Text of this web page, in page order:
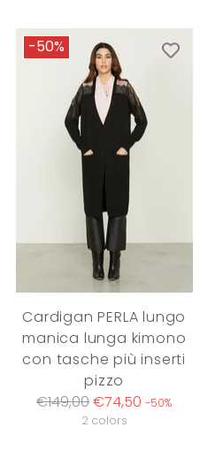
-50%
Cardigan PERLA lungo
manica lunga kimono
con tasche più inserti
pizzo
Regular
€149,00€74,50 -50%
2 colors